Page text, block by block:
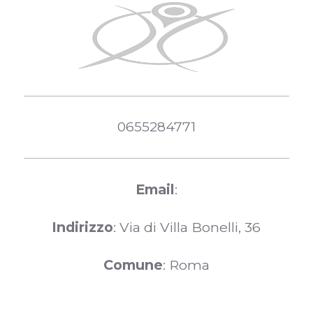
0655284771
Email:
Indirizzo: Via di Villa Bonelli, 36
Comune: Roma